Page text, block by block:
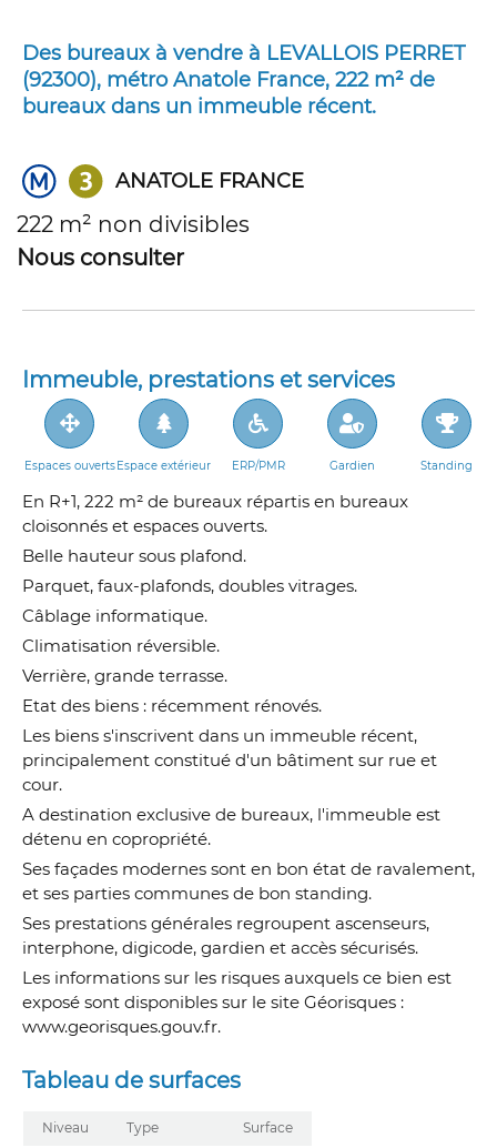
Des bureaux à vendre à LEVALLOIS PERRET
(92300), métro Anatole France, 222 m² de
bureaux dans un immeuble récent.
ANATOLE FRANCE
222 m² non divisibles
Nous consulter
Immeuble, prestations et services
Espaces ouvertsEspace extérieur ERP/PMR Gardien Standing
En R+1, 222 m² de bureaux répartis en bureaux
cloisonnés et espaces ouverts.
Belle hauteur sous plafond.
Parquet, faux-plafonds, doubles vitrages.
Câblage informatique.
Climatisation réversible.
Verrière, grande terrasse.
Etat des biens : récemment rénovés.
Les biens s'inscrivent dans un immeuble récent,
principalement constitué d'un bâtiment sur rue et
cour.
A destination exclusive de bureaux, l'immeuble est
détenu en copropriété.
Ses façades modernes sont en bon état de ravalement,
et ses parties communes de bon standing.
Ses prestations générales regroupent ascenseurs,
interphone, digicode, gardien et accès sécurisés.
Les informations sur les risques auxquels ce bien est
exposé sont disponibles sur le site Géorisques :
www.georisques.gouv.fr.
Tableau de surfaces
Niveau Type Surface